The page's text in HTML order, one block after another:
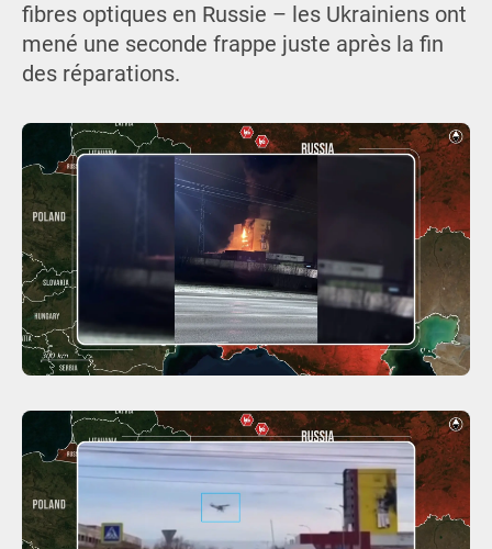
fibres optiques en Russie – les Ukrainiens ont
mené une seconde frappe juste après la fin
des réparations.